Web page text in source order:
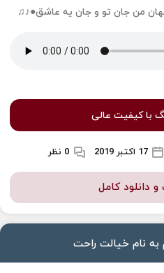
من جان تو و جان یه عاشق●♪♫
با کیفیت عالی
17 اکتبر 2019 0 نظر
دانلود کامل
به نام خیالت راحت